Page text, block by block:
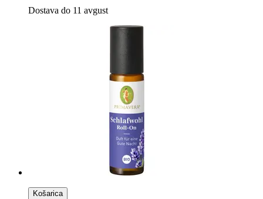
Dostava do 11 avgust
Košarica